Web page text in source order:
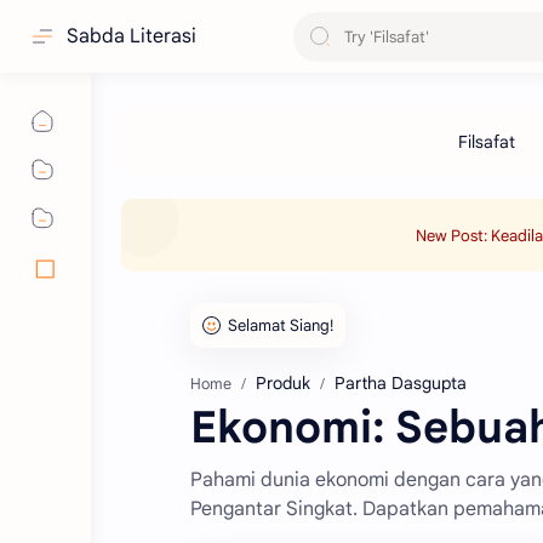
Sabda Literasi
New Post:
Home Produk Partha Dasgupta
Ekonomi:
Pahami dunia ekonomi dengan cara
Pengantar Singkat. Dapatkan